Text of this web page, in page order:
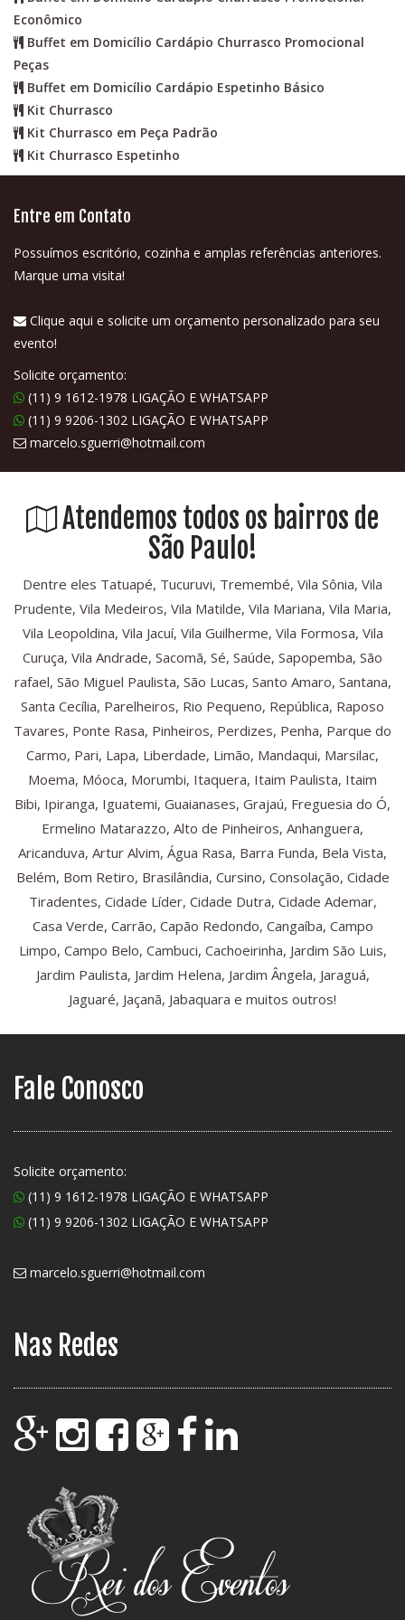
Econômico
Buffet em Domicílio Cardápio Churrasco Promocional
Peças
Buffet em Domicílio Cardápio Espetinho Básico
Kit Churrasco
Kit Churrasco em Peça Padrão
Kit Churrasco Espetinho
Entre em Contato
Possuímos escritório, cozinha e amplas referências anteriores.
Marque uma visita!
Clique aqui e solicite um orçamento personalizado para seu
evento!
Solicite orçamento:
(11) 9 1612-1978 LIGAÇÃO E WHATSAPP
(11) 9 9206-1302 LIGAÇÃO E WHATSAPP
marcelo.sguerri@hotmail.com
Atendemos todos os bairros de
São Paulo!
Dentre eles Tatuapé, Tucuruvi, Tremembé, Vila Sônia, Vila
Prudente, Vila Medeiros, Vila Matilde, Vila Mariana, Vila Maria,
Vila Leopoldina, Vila Jacuí, Vila Guilherme, Vila Formosa, Vila
Curuça, Vila Andrade, Sacomã, Sé, Saúde, Sapopemba, São
rafael, São Miguel Paulista, São Lucas, Santo Amaro, Santana,
Santa Cecília, Parelheiros, Rio Pequeno, República, Raposo
Tavares, Ponte Rasa, Pinheiros, Perdizes, Penha, Parque do
Carmo, Pari, Lapa, Liberdade, Limão, Mandaqui, Marsilac,
Moema, Móoca, Morumbi, Itaquera, Itaim Paulista, Itaim
Bibi, Ipiranga, Iguatemi, Guaianases, Grajaú, Freguesia do Ó,
Ermelino Matarazzo, Alto de Pinheiros, Anhanguera,
Aricanduva, Artur Alvim, Água Rasa, Barra Funda, Bela Vista,
Belém, Bom Retiro, Brasilândia, Cursino, Consolação, Cidade
Tiradentes, Cidade Líder, Cidade Dutra, Cidade Ademar,
Casa Verde, Carrão, Capão Redondo, Cangaíba, Campo
Limpo, Campo Belo, Cambuci, Cachoeirinha, Jardim São Luis,
Jardim Paulista, Jardim Helena, Jardim Ângela, Jaraguá,
Jaguaré, Jaçanã, Jabaquara e muitos outros!
Fale Conosco
Solicite orçamento:
(11) 9 1612-1978 LIGAÇÃO E WHATSAPP
(11) 9 9206-1302 LIGAÇÃO E WHATSAPP
marcelo.sguerri@hotmail.com
Nas Redes